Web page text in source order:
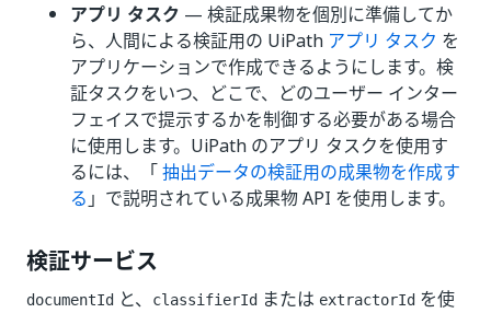
アプリ タスク — 検証成果物を個別に準備してか
ら、人間による検証用の UiPath アプリ タスク を
アプリケーションで作成できるようにします。検
証タスクをいつ、どこで、どのユーザー インター
フェイスで提示するかを制御する必要がある場合
に使用します。UiPath のアプリ タスクを使用す
るには、「抽出データの検証用の成果物を作成す
る 」で説明されている成果物 API を使用します。
検証サービス
documentId と、 classifierId または extractorId を使